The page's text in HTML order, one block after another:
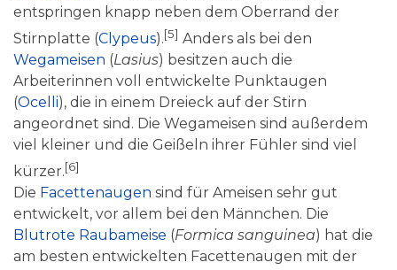
entspringen knapp neben dem Oberrand der
Stirnplatte (Clypeus).[5] Anders als bei den
Wegameisen (Lasius) besitzen auch die
Arbeiterinnen voll entwickelte Punktaugen
(Ocelli), die in einem Dreieck auf der Stirn
angeordnet sind. Die Wegameisen sind außerdem
viel kleiner und die Geißeln ihrer Fühler sind viel
kürzer.[6]
Die Facettenaugen sind für Ameisen sehr gut
entwickelt, vor allem bei den Männchen. Die
Blutrote Raubameise (Formica sanguinea) hat die
am besten entwickelten Facettenaugen mit der